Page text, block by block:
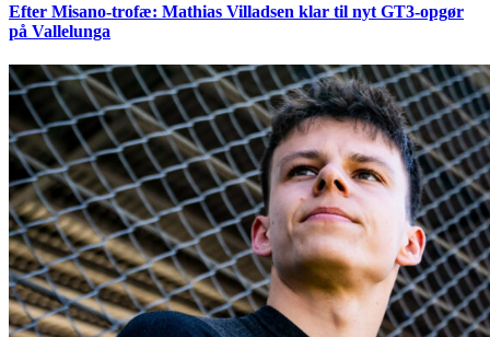
Efter Misano-trofæ: Mathias Villadsen klar til nyt GT3-opgør
på Vallelunga